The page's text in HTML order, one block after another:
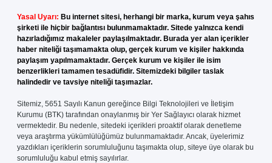
Yasal Uyarı: Bu internet sitesi, herhangi bir marka, kurum veya şahıs
şirketi ile hiçbir bağlantısı bulunmamaktadır. Sitede yalnızca kendi
hazırladığımız makaleler paylaşılmaktadır. Burada yer alan içerikler
haber niteliği taşımamakta olup, gerçek kurum ve kişiler hakkında
paylaşım yapılmamaktadır. Gerçek kurum ve kişiler ile isim
benzerlikleri tamamen tesadüfidir. Sitemizdeki bilgiler taslak
halindedir ve tavsiye niteliği taşımazlar.
Sitemiz, 5651 Sayılı Kanun gereğince Bilgi Teknolojileri ve İletişim
Kurumu (BTK) tarafından onaylanmış bir Yer Sağlayıcı olarak hizmet
vermektedir. Bu nedenle, sitedeki içerikleri proaktif olarak denetleme
veya araştırma yükümlülüğümüz bulunmamaktadır. Ancak, üyelerimiz
yazdıkları içeriklerin sorumluluğunu taşımakta olup, siteye üye olarak bu
sorumluluğu kabul etmiş sayılırlar.